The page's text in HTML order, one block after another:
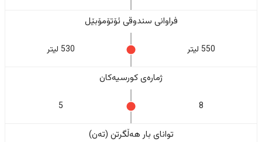
فراوانی سندوقی ئۆتۆمۆبێل
550 لیتر 530 لیتر
ژمارەی کورسیەکان
8
5
تواناى بار هەڵگرتن (تەن)